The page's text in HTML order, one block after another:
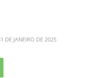
DE JANEIRO DE 2025